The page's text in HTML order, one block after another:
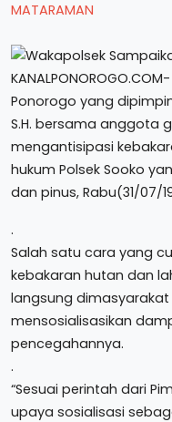
MATARAMAN
Ponorogo yang
S.H. bersama anggota
mengantisipasi
hukum Polsek Sooko
dan pinus, Rabu(31/07/
.
Salah satu cara yang
kebakaran hutan dan
langsung
mensosialisasikan
pencegahannya.
.
“Sesuai perintah dari
upaya sosialisasi